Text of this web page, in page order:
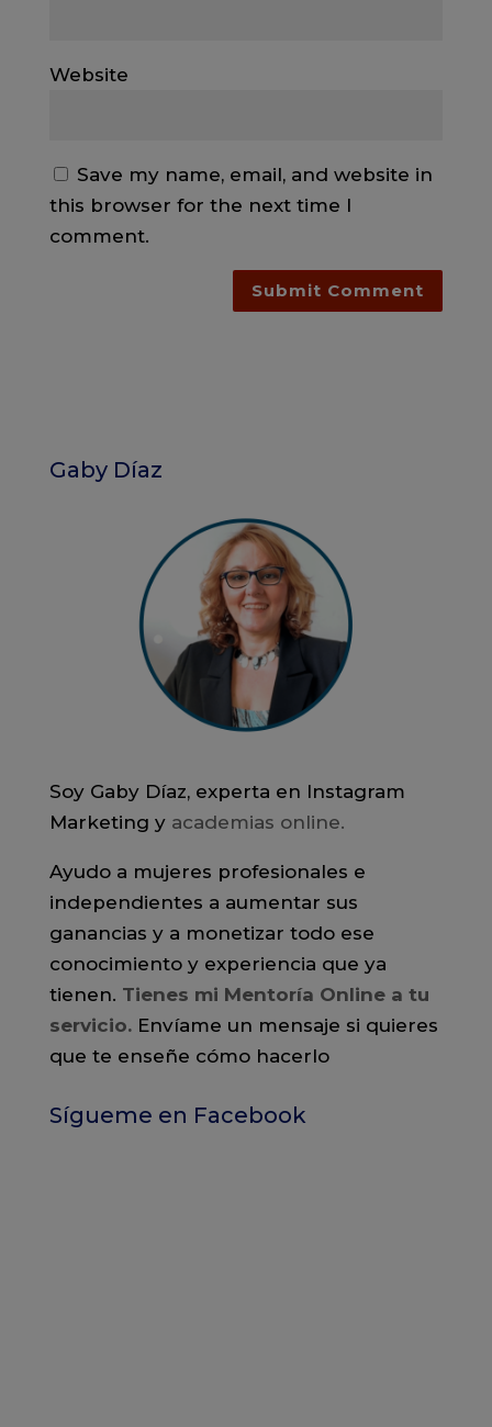
Website
Save my name, email, and website in
this browser for the next time I
comment.
Gaby Díaz
Soy Gaby Díaz, experta en Instagram
Marketing y academias online.
Ayudo a mujeres profesionales e
independientes a aumentar sus
ganancias y a monetizar todo ese
conocimiento y experiencia que ya
tienen. Tienes mi Mentoría Online a tu
servicio.Envíame un mensaje si quieres
que te enseñe cómo hacerlo
Sígueme en Facebook